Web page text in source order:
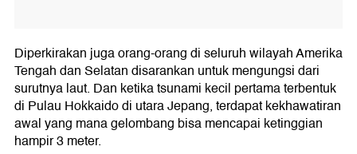
Diperkirakan juga orang-orang di seluruh wilayah Amerika
Tengah dan Selatan disarankan untuk mengungsi dari
surutnya laut. Dan ketika tsunami kecil pertama terbentuk
di Pulau Hokkaido di utara Jepang, terdapat kekhawatiran
awal yang mana gelombang bisa mencapai ketinggian
hampir 3 meter.